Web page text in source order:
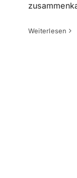
Weiterlesen
BIM